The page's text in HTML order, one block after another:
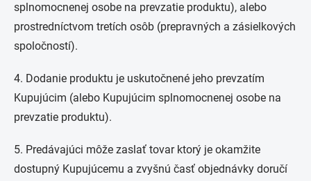
splnomocnenej osobe na prevzatie produktu), alebo
prostredníctvom tretích osôb (prepravných a zásielkových
spoločností).
4. Dodanie produktu je uskutočnené jeho prevzatím
Kupujúcim (alebo Kupujúcim splnomocnenej osobe na
prevzatie produktu).
5. Predávajúci môže zaslať tovar ktorý je okamžite
dostupný Kupujúcemu a zvyšnú časť objednávky doručí